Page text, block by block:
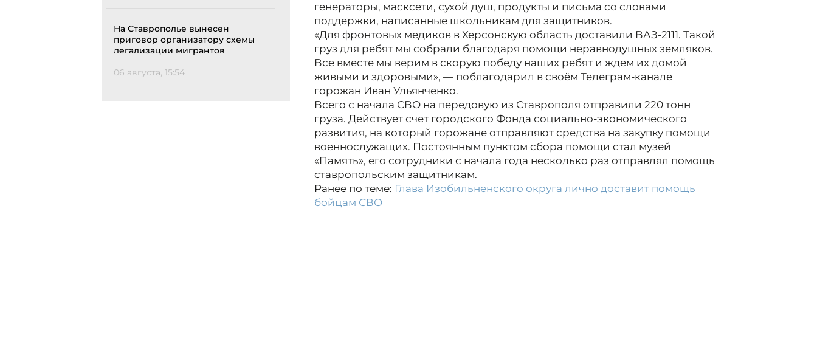
На Ставрополье вынесен
приговор организатору схемы
легализации мигрантов
06 августа, 15:54
генераторы, масксети, сухой душ, продукты и письма со словами
поддержки, написанные школьникам для защитников.
«Для фронтовых медиков в Херсонскую область доставили ВАЗ-2111. Такой
груз для ребят мы собрали благодаря помощи неравнодушных земляков.
Все вместе мы верим в скорую победу наших ребят и ждем их домой
живыми и здоровыми», — поблагодарил в своём Телеграм-канале
горожан Иван Ульянченко.
Всего с начала СВО на передовую из Ставрополя отправили 220 тонн
груза. Действует счет городского Фонда социально-экономического
развития, на который горожане отправляют средства на закупку помощи
военнослужащих. Постоянным пунктом сбора помощи стал музей
«Память», его сотрудники с начала года несколько раз отправлял помощь
ставропольским защитникам.
Ранее по теме: Глава Изобильненского округа лично доставит помощь
бойцам СВО